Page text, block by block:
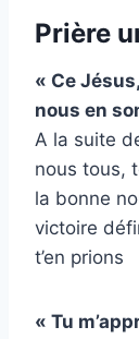
Prière
« Ce
nous en
A la suite
nous tous,
la bonne
victoire
t’en prions
« Tu